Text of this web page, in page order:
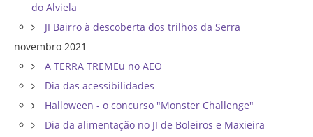
do Alviela
JI Bairro à descoberta dos trilhos da Serra
novembro 2021
A TERRA TREMEu no AEO
Dia das acessibilidades
Halloween - o concurso "Monster Challenge"
Dia da alimentação no JI de Boleiros e Maxieira